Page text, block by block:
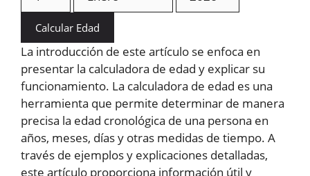
Calcular Edad
La introducción de este artículo se enfoca en
presentar la calculadora de edad y explicar su
funcionamiento. La calculadora de edad es una
herramienta que permite determinar de manera
precisa la edad cronológica de una persona en
años, meses, días y otras medidas de tiempo. A
través de ejemplos y explicaciones detalladas,
este artículo proporciona información útil y